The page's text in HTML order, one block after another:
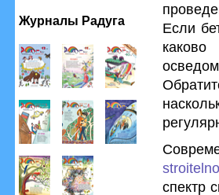
Журналы Радуга
Если
спектр